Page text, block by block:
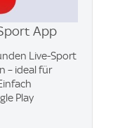
App
Live-Sport
– ideal für
Play